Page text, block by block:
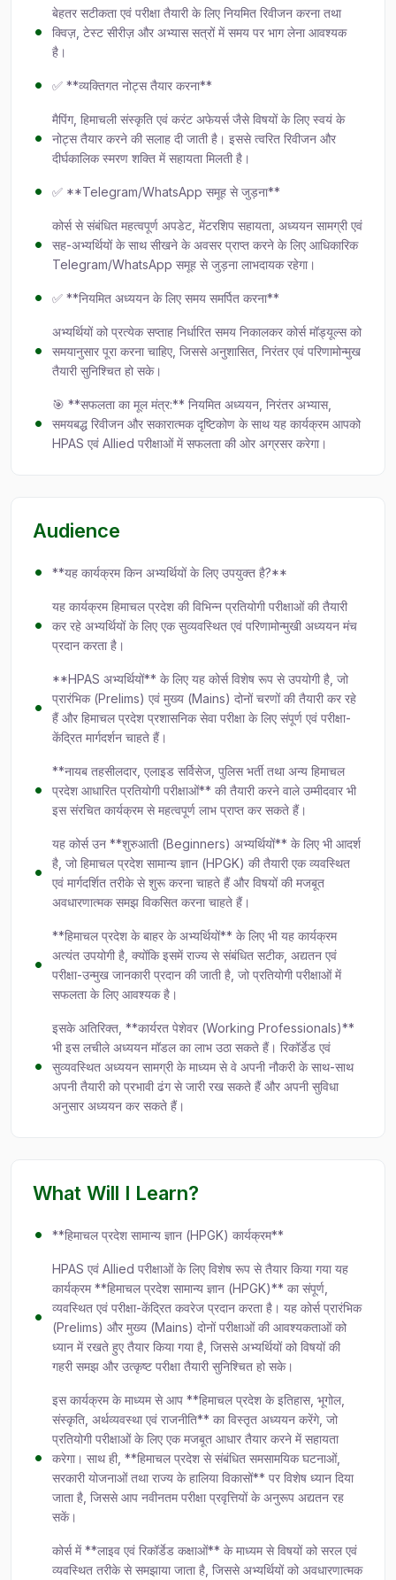
बेहतर सटीकता एवं परीक्षा तैयारी के लिए नियमित रिवीजन करना तथा
क्विज़, टेस्ट सीरीज़ और अभ्यास सत्रों में समय पर भाग लेना आवश्यक
है।
✅ **व्यक्तिगत नोट्स तैयार करना**
मैपिंग, हिमाचली संस्कृति एवं करंट अफेयर्स जैसे विषयों के लिए स्वयं के
नोट्स तैयार करने की सलाह दी जाती है। इससे त्वरित रिवीजन और
दीर्घकालिक स्मरण शक्ति में सहायता मिलती है।
✅ **Telegram/WhatsApp समूह से जुड़ना**
कोर्स से संबंधित महत्वपूर्ण अपडेट, मेंटरशिप सहायता, अध्ययन सामग्री एवं
सह-अभ्यर्थियों के साथ सीखने के अवसर प्राप्त करने के लिए आधिकारिक
Telegram/WhatsApp समूह से जुड़ना लाभदायक रहेगा।
✅ **नियमित अध्ययन के लिए समय समर्पित करना**
अभ्यर्थियों को प्रत्येक सप्ताह निर्धारित समय निकालकर कोर्स मॉड्यूल्स को
समयानुसार पूरा करना चाहिए, जिससे अनुशासित, निरंतर एवं परिणामोन्मुख
तैयारी सुनिश्चित हो सके।
🎯 **सफलता का मूल मंत्र:** नियमित अध्ययन, निरंतर अभ्यास,
समयबद्ध रिवीजन और सकारात्मक दृष्टिकोण के साथ यह कार्यक्रम आपको
HPAS एवं Allied परीक्षाओं में सफलता की ओर अग्रसर करेगा।
Audience
**यह कार्यक्रम किन अभ्यर्थियों के लिए उपयुक्त है?**
यह कार्यक्रम हिमाचल प्रदेश की विभिन्न प्रतियोगी परीक्षाओं की तैयारी
कर रहे अभ्यर्थियों के लिए एक सुव्यवस्थित एवं परिणामोन्मुखी अध्ययन मंच
प्रदान करता है।
**HPAS अभ्यर्थियों** के लिए यह कोर्स विशेष रूप से उपयोगी है, जो
प्रारंभिक (Prelims) एवं मुख्य (Mains) दोनों चरणों की तैयारी कर रहे
हैं और हिमाचल प्रदेश प्रशासनिक सेवा परीक्षा के लिए संपूर्ण एवं परीक्षा-
केंद्रित मार्गदर्शन चाहते हैं।
**नायब तहसीलदार, एलाइड सर्विसेज, पुलिस भर्ती तथा अन्य हिमाचल
प्रदेश आधारित प्रतियोगी परीक्षाओं** की तैयारी करने वाले उम्मीदवार भी
इस संरचित कार्यक्रम से महत्वपूर्ण लाभ प्राप्त कर सकते हैं।
यह कोर्स उन **शुरुआती (Beginners) अभ्यर्थियों** के लिए भी आदर्श
है, जो हिमाचल प्रदेश सामान्य ज्ञान (HPGK) की तैयारी एक व्यवस्थित
एवं मार्गदर्शित तरीके से शुरू करना चाहते हैं और विषयों की मजबूत
अवधारणात्मक समझ विकसित करना चाहते हैं।
**हिमाचल प्रदेश के बाहर के अभ्यर्थियों** के लिए भी यह कार्यक्रम
अत्यंत उपयोगी है, क्योंकि इसमें राज्य से संबंधित सटीक, अद्यतन एवं
परीक्षा-उन्मुख जानकारी प्रदान की जाती है, जो प्रतियोगी परीक्षाओं में
सफलता के लिए आवश्यक है।
इसके अतिरिक्त, **कार्यरत पेशेवर (Working Professionals)**
भी इस लचीले अध्ययन मॉडल का लाभ उठा सकते हैं। रिकॉर्डेड एवं
सुव्यवस्थित अध्ययन सामग्री के माध्यम से वे अपनी नौकरी के साथ-साथ
अपनी तैयारी को प्रभावी ढंग से जारी रख सकते हैं और अपनी सुविधा
अनुसार अध्ययन कर सकते हैं।
What Will I Learn?
**हिमाचल प्रदेश सामान्य ज्ञान (HPGK) कार्यक्रम**
HPAS एवं Allied परीक्षाओं के लिए विशेष रूप से तैयार किया गया यह
कार्यक्रम **हिमाचल प्रदेश सामान्य ज्ञान (HPGK)** का संपूर्ण,
व्यवस्थित एवं परीक्षा-केंद्रित कवरेज प्रदान करता है। यह कोर्स प्रारंभिक
(Prelims) और मुख्य (Mains) दोनों परीक्षाओं की आवश्यकताओं को
ध्यान में रखते हुए तैयार किया गया है, जिससे अभ्यर्थियों को विषयों की
गहरी समझ और उत्कृष्ट परीक्षा तैयारी सुनिश्चित हो सके।
इस कार्यक्रम के माध्यम से आप **हिमाचल प्रदेश के इतिहास, भूगोल,
संस्कृति, अर्थव्यवस्था एवं राजनीति** का विस्तृत अध्ययन करेंगे, जो
प्रतियोगी परीक्षाओं के लिए एक मजबूत आधार तैयार करने में सहायता
करेगा। साथ ही, **हिमाचल प्रदेश से संबंधित समसामयिक घटनाओं,
सरकारी योजनाओं तथा राज्य के हालिया विकासों** पर विशेष ध्यान दिया
जाता है, जिससे आप नवीनतम परीक्षा प्रवृत्तियों के अनुरूप अद्यतन रह
सकें।
कोर्स में **लाइव एवं रिकॉर्डेड कक्षाओं** के माध्यम से विषयों को सरल एवं
व्यवस्थित तरीके से समझाया जाता है, जिससे अभ्यर्थियों को अवधारणात्मक